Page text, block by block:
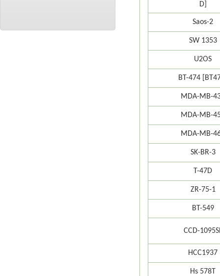
D]
Saos-2
SW 1353
U2OS
BT-474
MDA-MB-
MDA-MB-
MDA-MB-
SK-BR-3
T-47D
ZR-75-1
BT-549
CCD-
HCC1937
Hs 578T